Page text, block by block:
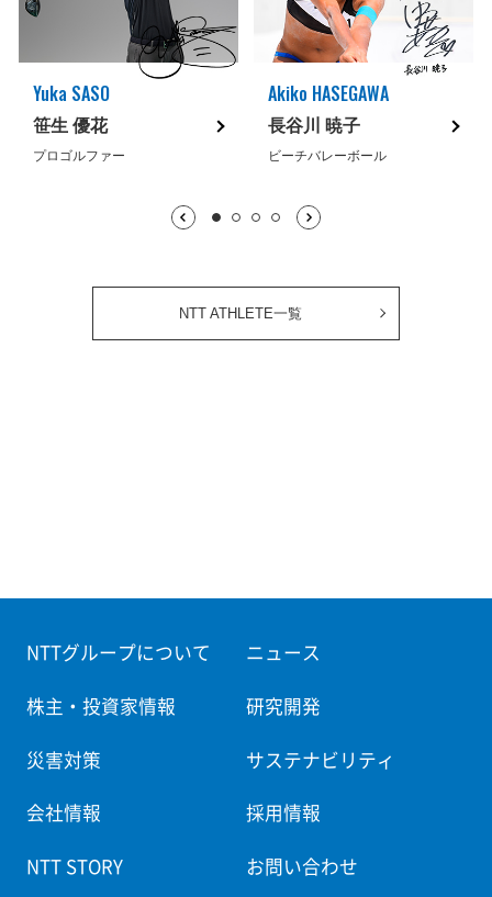
Yuka SASO
笹生 優花
プロゴルファー
Akiko HASEGAWA
長谷川 暁子
ビーチバレーボール
1枚目表示中
2枚目3枚目
4枚目
NTT ATHLETE一覧
NTTグループについて ニュース
株主・投資家情報 研究開発
災害対策 サステナビリティ
会社情報 採用情報
NTT STORY お問い合わせ